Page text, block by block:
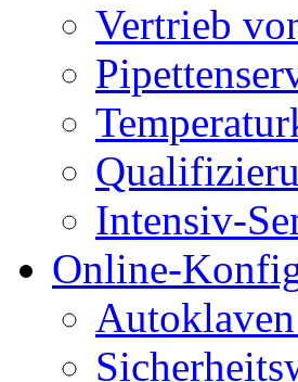
Vertrieb
Intensiv-
Online-